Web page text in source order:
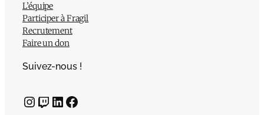
L’équipe
Participer à Fragil
Recrutement
Faire un don
Suivez-nous !
InstagramTwitch LinkedIn Facebook